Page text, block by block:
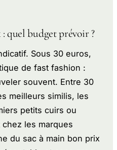
quel budget prévoir ?
Sous 30 euros,
de fast fashion :
souvent. Entre 30
meilleurs similis, les
petits cuirs ou
les marques
du sac à main bon prix